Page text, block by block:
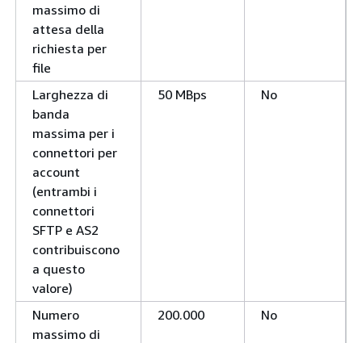
massimo di
attesa della
richiesta per
file
Larghezza di
banda
massima per i
connettori per
account
(entrambi i
connettori
SFTP e AS2
contribuiscono
a questo
valore)
50 MBps No
Numero
massimo di
200.000 No